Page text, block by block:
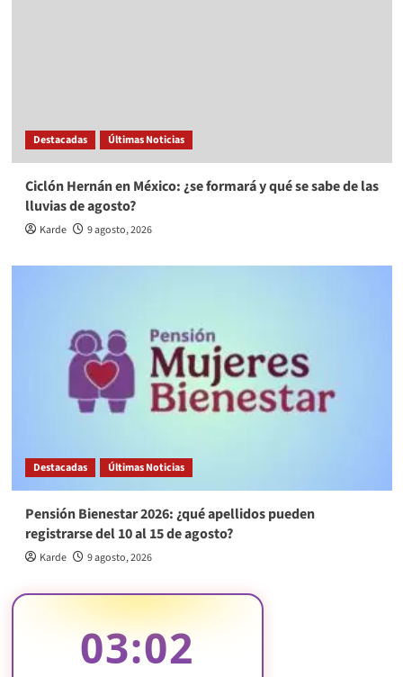
Destacadas Últimas Noticias
Ciclón Hernán en México: ¿se formará y qué se sabe de las
lluvias de agosto?
Karde 9 agosto, 2026
Destacadas Últimas Noticias
Pensión Bienestar 2026: ¿qué apellidos pueden
registrarse del 10 al 15 de agosto?
Karde 9 agosto, 2026
03:02